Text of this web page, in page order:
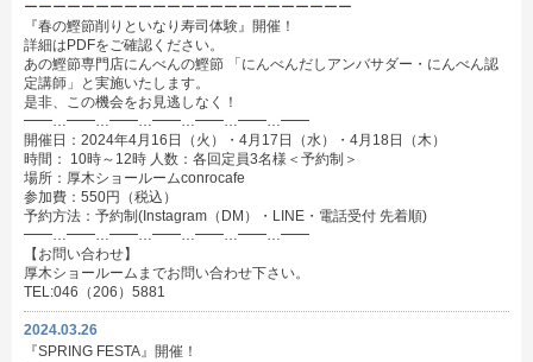
ーーーーーーーーーーーーーーーーーーーーーーー
『春の鰹節削りといなり寿司体験』開催！
詳細はPDFをご確認ください。
あの鰹節専門店にんべんの鰹節 「にんべんだしアンバサダー・にんべん認
定講師」と実施いたします。
是非、この機会をお見逃しなく！
━━…━━…━━…━━…━━…━━…━━
開催日：2024年4月16日（火）・4月17日（水）・4月18日（木）
時間： 10時～12時 人数：各回定員3名様＜予約制＞
場所：厚木ショールームconrocafe
参加費：550円（税込）
予約方法：予約制(Instagram（DM）・LINE・電話受付 先着順)
━━…━━…━━…━━…━━…━━…━━
【お問い合わせ】
厚木ショールームまでお問い合わせ下さい。
TEL:046（206）5881
2024.03.26
『SPRING FESTA』開催！